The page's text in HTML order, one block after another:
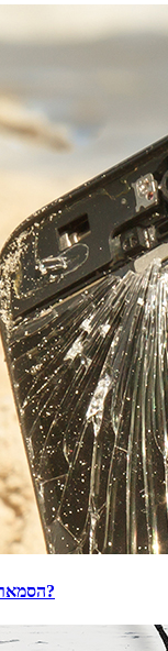
הסמארטפון שלי התקלקל, איך מזמינים טכנאי עד הבית?